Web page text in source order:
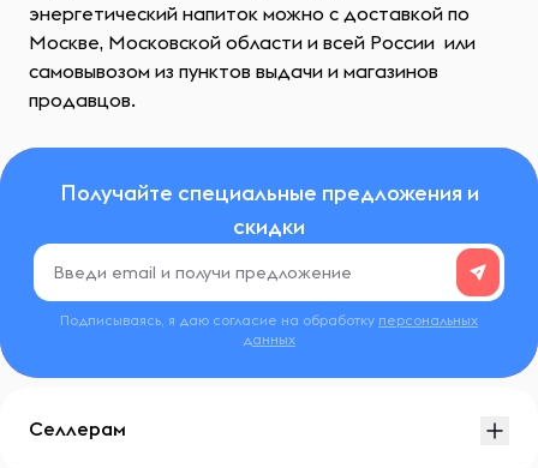
энергетический напиток можно с доставкой по
Москве, Московской области и всей России или
самовывозом из пунктов выдачи и магазинов
продавцов.
Получайте специальные предложения и
скидки
Подписываясь, я даю согласие на обработку персональных
данных
Селлерам